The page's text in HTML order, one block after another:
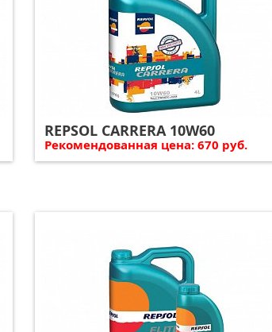
REPSOL CARRERA 10W60
Рекомендованная цена: 670 руб.